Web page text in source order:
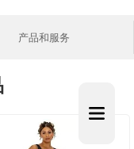
产品和服务